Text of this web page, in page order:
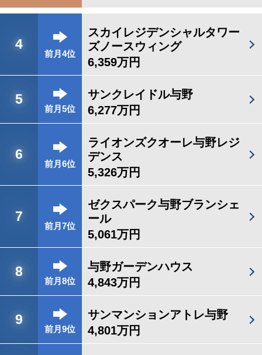
4
前月4位
スカイレジデンシャルタワー
ズノースウィング
6,359万円
5
前月5位
サンクレイドル与野
6,277万円
6
前月6位
ライオンズクオーレ与野レジ
デンス
5,326万円
7
前月7位
ゼクスパーク与野ブランシェ
ール
5,061万円
8
前月8位
与野ガーデンハウス
4,843万円
9
前月9位
サンマンションアトレ与野
4,801万円